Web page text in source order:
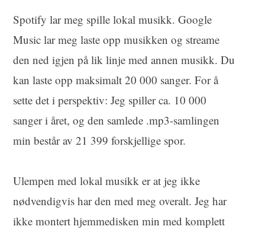
Spotify lar meg spille lokal musikk. Google
Music lar meg laste opp musikken og streame
den ned igjen på lik linje med annen musikk. Du
kan laste opp maksimalt 20 000 sanger. For å
sette det i perspektiv: Jeg spiller ca. 10 000
sanger i året, og den samlede .mp3-samlingen
min består av 21 399 forskjellige spor.
Ulempen med lokal musikk er at jeg ikke
nødvendigvis har den med meg overalt. Jeg har
ikke montert hjemmedisken min med komplett